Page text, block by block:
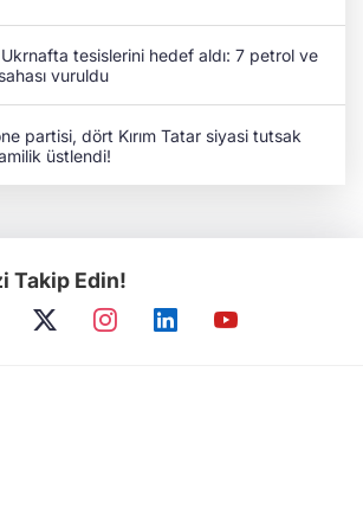
tesislerini hedef aldı: 7 petrol ve
vuruldu
partisi, dört Kırım Tatar siyasi tutsak
üstlendi!
Takip Edin!